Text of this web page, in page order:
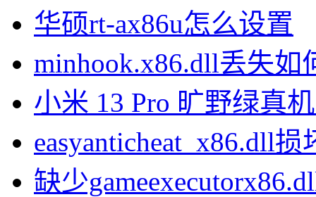
华硕rt-ax86u怎么设置
minhook.x86.dll丢失如
小米 13 Pro 旷野绿真
easyanticheat_x86.dll
缺少